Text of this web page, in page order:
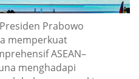
Prabowo
memperkuat
ASEAN–
menghadapi